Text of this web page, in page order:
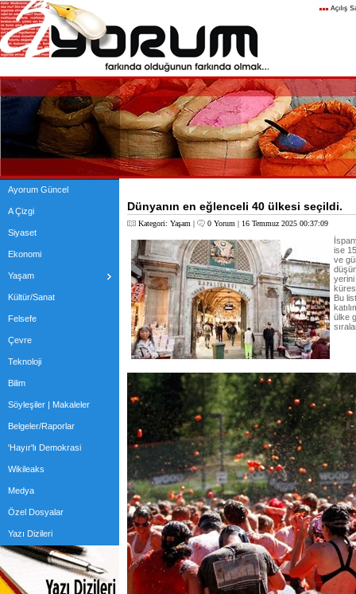
Ayorum Güncel
A Çizgi
Siyaset
Ekonomi
Yaşam
Kültür/Sanat
Felsefe
Çevre
Teknoloji
Bilim
Söyleşiler | Makaleler
Belgeler/Raporlar
'Hayır'lı Demokrasi
Wikileaks
Medya
Özel Dosyalar
Yazı Dizileri
Dünyanın en eğlenceli 40 ülkesi seçildi.
Kategori: Yaşam | 0 Yorum | 16 Temmuz 2025 00:37:09
ise
ve
yerini
Bu
ülke